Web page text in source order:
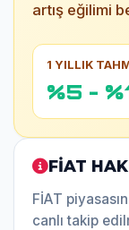
artış eğilimi
1 YILLIK
%5 -
FİAT
FİAT
canlı takip